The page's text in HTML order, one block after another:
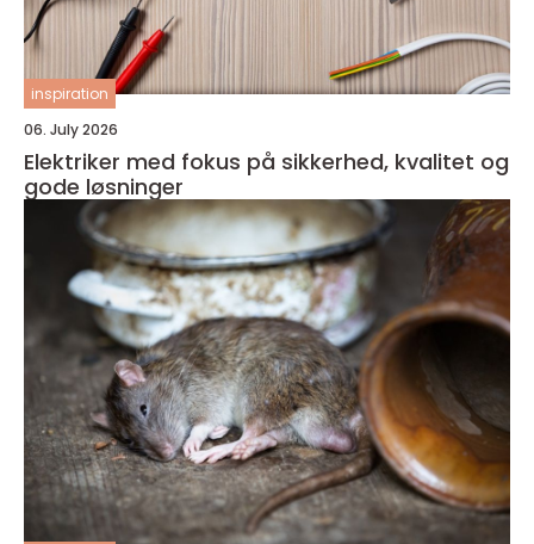
inspiration
06. July 2026
Elektriker med fokus på sikkerhed, kvalitet og
gode løsninger